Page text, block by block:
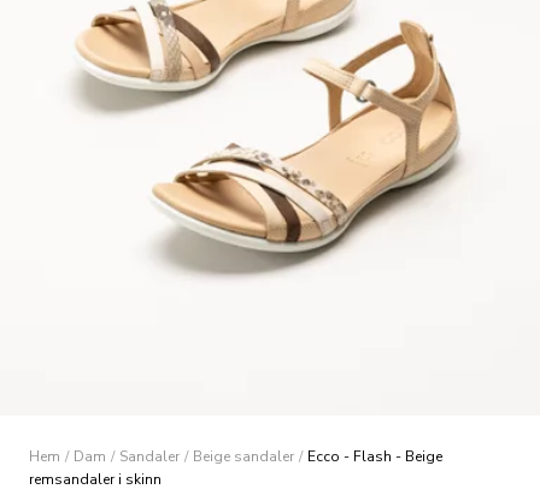
Hem / Dam / Sandaler / Beige sandaler / Ecco - Flash - Beige
remsandaler i skinn